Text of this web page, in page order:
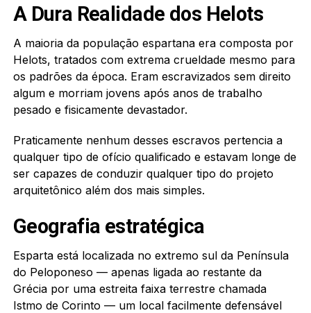
A Dura Realidade dos Helots
A maioria da população espartana era composta por
Helots, tratados com extrema crueldade mesmo para
os padrões da época. Eram escravizados sem direito
algum e morriam jovens após anos de trabalho
pesado e fisicamente devastador.
Praticamente nenhum desses escravos pertencia a
qualquer tipo de ofício qualificado e estavam longe de
ser capazes de conduzir qualquer tipo do projeto
arquitetônico além dos mais simples.
Geografia estratégica
Esparta está localizada no extremo sul da Península
do Peloponeso — apenas ligada ao restante da
Grécia por uma estreita faixa terrestre chamada
Istmo de Corinto — um local facilmente defensável